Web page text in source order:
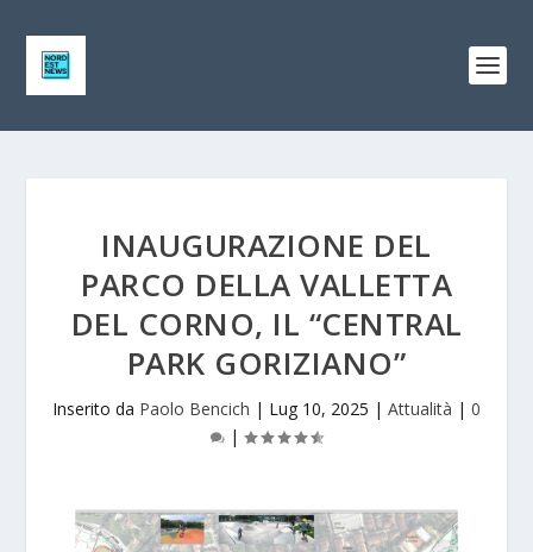
INAUGURAZIONE DEL
PARCO DELLA VALLETTA
DEL CORNO, IL “CENTRAL
PARK GORIZIANO”
Inserito da Paolo Bencich | Lug 10, 2025 | Attualità | 0
|